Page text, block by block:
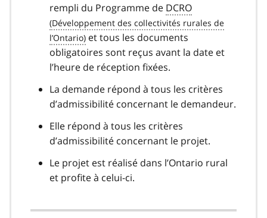
rempli du Programme de DCRO
et tous les documents
obligatoires sont reçus avant la date et
l’heure de réception fixées.
La demande répond à tous les critères
d’admissibilité concernant le demandeur.
Elle répond à tous les critères
d’admissibilité concernant le projet.
Le projet est réalisé dans l’Ontario rural
et profite à celui-ci.